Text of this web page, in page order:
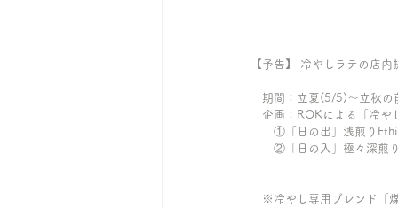
【予告】 冷やしラテの店
ーーーーーーーーーーーー
期間：立夏(5/5)〜立秋
企画：ROKによる「冷や
①「日の出」浅煎り
②「日の入」極々深煎り
※冷やし専用ブレンド「